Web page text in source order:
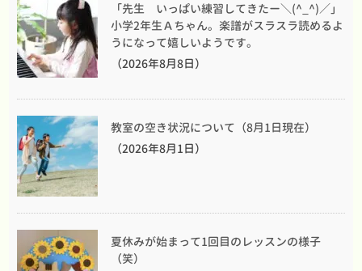
「先生 いっぱい練習してきたー＼(^_^)／」
小学2年生Ａちゃん。楽譜がスラスラ読めるよ
うになって嬉しいようです。
（2026年8月8日）
教室の空き状況について（8月1日現在）
（2026年8月1日）
夏休みが始まって1回目のレッスンの様子
（笑）